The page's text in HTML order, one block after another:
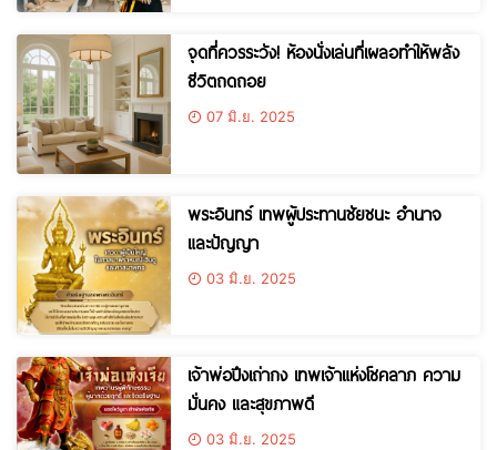
จุดที่ควรระวัง! ห้องนั่งเล่นที่เผลอทำให้พลัง
ชีวิตถดถอย
07 มิ.ย. 2025
พระอินทร์ เทพผู้ประทานชัยชนะ อำนาจ
และปัญญา
03 มิ.ย. 2025
เจ้าพ่อปึงเถ่ากง เทพเจ้าแห่งโชคลาภ ความ
มั่นคง และสุขภาพดี
03 มิ.ย. 2025